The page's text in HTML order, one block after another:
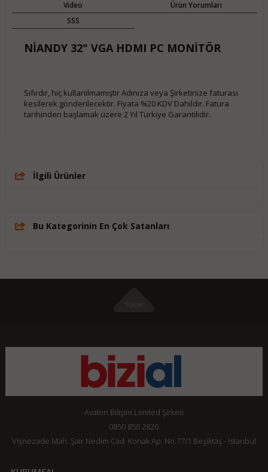
Video
Ürün Yorumları
SSS
NİANDY 32" VGA HDMI PC MONİTÖR
Sıfırdır, hiç kullanılmamıştır Adınıza veya Şirketinize faturası
kesilerek gönderilecektir. Fiyata %20 KDV Dahildir. Fatura
tarihinden başlamak üzere 2 Yıl Türkiye Garantilidir.
İlgili Ürünler
Bu Kategorinin En Çok Satanları
Avalon Bilişim Limited Şirketi
0850 850 2820
Vişnezade Mah. Şair Nedim Cad. Konak Ap. No:77/1 Beşiktaş - İstanbul